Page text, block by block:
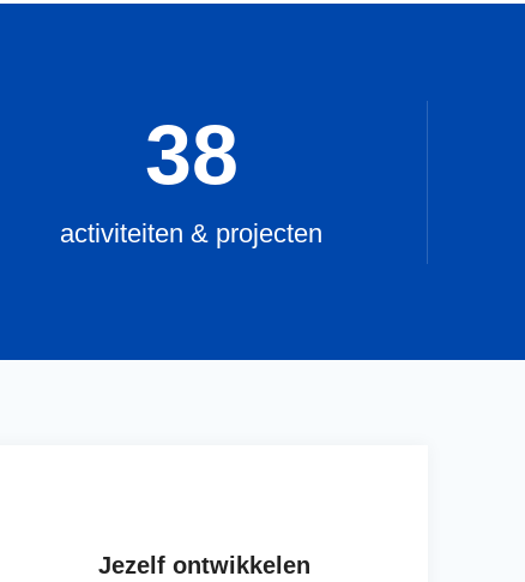
38
activiteiten & projecten
Jezelf ontwikkelen